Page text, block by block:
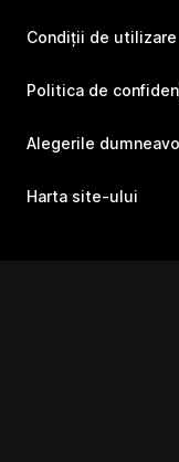
Condiții de utilizare
Politica de
Alegerile
Harta site-ului